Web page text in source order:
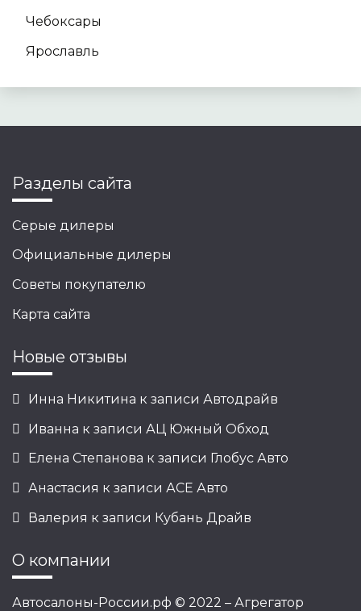
Чебоксары
Ярославль
Разделы сайта
Серые дилеры
Официальные дилеры
Советы покупателю
Карта сайта
Новые отзывы
Инна Никитина к записи Автодрайв
Иванна к записи АЦ Южный Обход
Елена Степанова к записи Глобус Авто
Анастасия к записи АСЕ Авто
Валерия к записи Кубань Драйв
О компании
Автосалоны-России.рф © 2022 – Агрегатор